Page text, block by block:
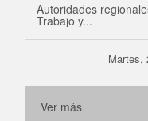
Autoridades
Trabajo y...
Martes,
Ver más